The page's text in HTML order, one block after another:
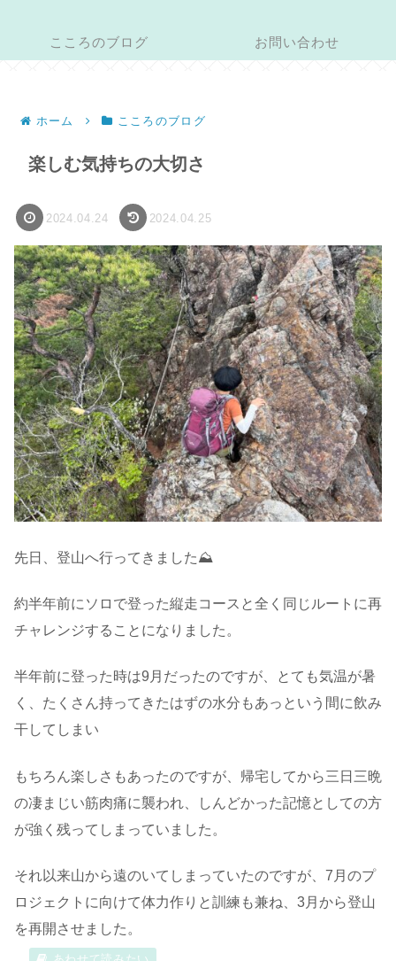
こころのブログ お問い合わせ
ホーム こころのブログ
楽しむ気持ちの大切さ
2024.04.24 2024.04.25
先日、登山へ行ってきました⛰️
約半年前にソロで登った縦走コースと全く同じルートに再
チャレンジすることになりました。
半年前に登った時は9月だったのですが、とても気温が暑
く、たくさん持ってきたはずの水分もあっという間に飲み
干してしまい
もちろん楽しさもあったのですが、帰宅してから三日三晩
の凄まじい筋肉痛に襲われ、しんどかった記憶としての方
が強く残ってしまっていました。
それ以来山から遠のいてしまっていたのですが、7月のプ
ロジェクトに向けて体力作りと訓練も兼ね、3月から登山
を再開させました。